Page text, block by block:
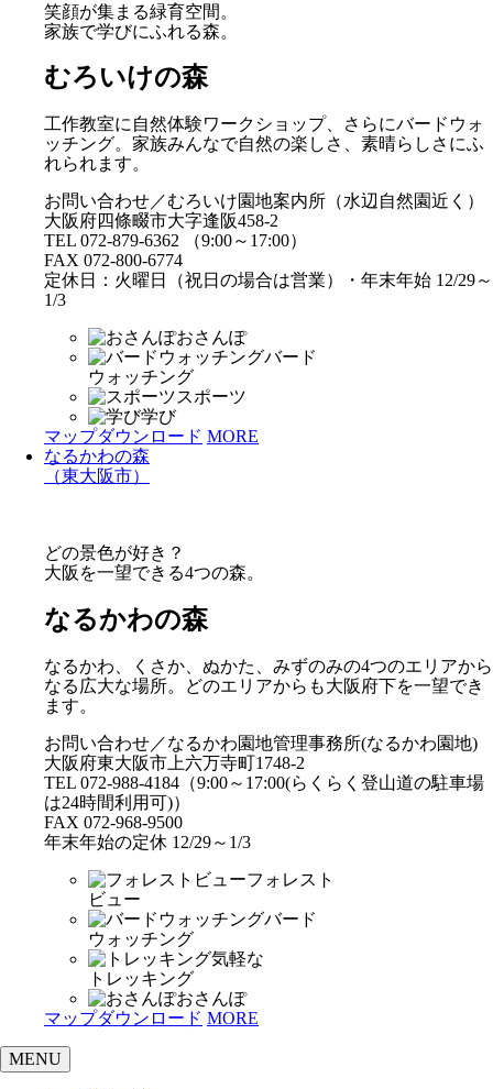
笑顔が集まる緑育空間。
家族で学びにふれる森。
むろいけの森
工作教室に自然体験ワークショップ、さらにバードウォ
ッチング。家族みんなで自然の楽しさ、素晴らしさにふ
れられます。
お問い合わせ／むろいけ園地案内所（水辺自然園近く）
大阪府四條畷市大字逢阪458-2
TEL 072-879-6362 （9:00～17:00）
FAX 072-800-6774
定休日：火曜日（祝日の場合は営業）・年末年始 12/29～
1/3
おさんぽ
バード
ウォッチング
スポーツ
学び
マップダウンロード MORE
なるかわの森
（東大阪市）
どの景色が好き？
大阪を一望できる4つの森。
なるかわの森
なるかわ、くさか、ぬかた、みずのみの4つのエリアから
なる広大な場所。どのエリアからも大阪府下を一望でき
ます。
お問い合わせ／なるかわ園地管理事務所(なるかわ園地)
大阪府東大阪市上六万寺町1748-2
TEL 072-988-4184（9:00～17:00(らくらく登山道の駐車場
は24時間利用可)）
FAX 072-968-9500
年末年始の定休 12/29～1/3
フォレスト
ビュー
バード
ウォッチング
気軽な
トレッキング
おさんぽ
マップダウンロード MORE
MENU